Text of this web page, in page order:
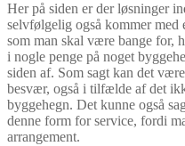
Her på siden er der løsninger
selvfølgelig også kommer med
som man skal være bange for,
i nogle penge på noget
siden af. Som sagt kan det
besvær, også i tilfælde af det
byggehegn. Det kunne også
denne form for service, fordi
arrangement.